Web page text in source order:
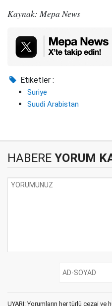
Kaynak: Mepa News
Etiketler :
Suriye
Suudi Arabistan
HABERE YORUM
UYARI: Yorumların her türlü cezai